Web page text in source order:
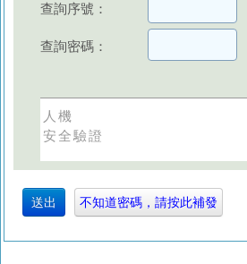
查詢序號：
查詢密碼：
人機
安全驗證